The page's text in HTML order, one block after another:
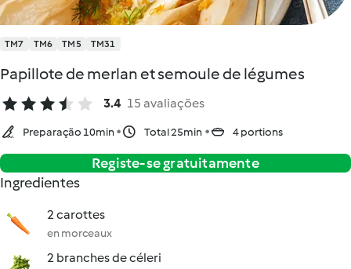
TM7 TM6 TM5 TM31
Papillote de merlan et semoule de légumes
3.4 15 avaliações
Preparação 10min Total 25min 4 portions
Registe-se gratuitamente
Ingredientes
2 carottes
en morceaux
2 branches de céleri